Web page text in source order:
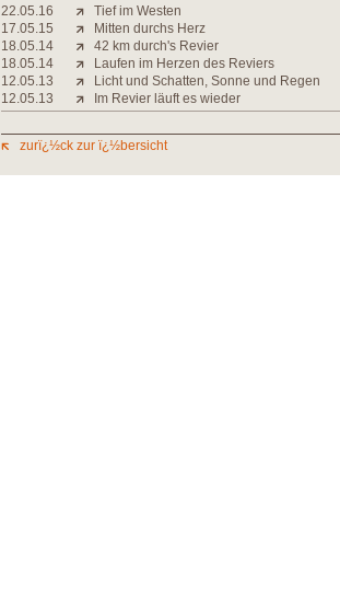
22.05.16
Tief im Westen
17.05.15
Mitten durchs Herz
18.05.14
42 km durch's Revier
18.05.14
Laufen im Herzen des Reviers
12.05.13
Licht und Schatten, Sonne und Regen
12.05.13
Im Revier läuft es wieder
zurï¿½ck zur ï¿½bersicht